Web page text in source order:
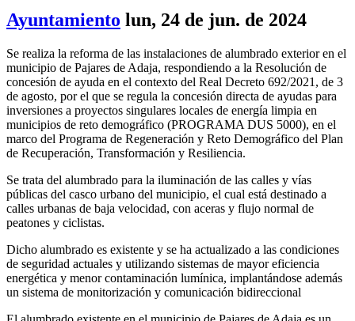
Ayuntamiento lun, 24 de jun. de 2024
Se realiza la reforma de las instalaciones de alumbrado exterior en el
municipio de Pajares de Adaja, respondiendo a la Resolución de
concesión de ayuda en el contexto del Real Decreto 692/2021, de 3
de agosto, por el que se regula la concesión directa de ayudas para
inversiones a proyectos singulares locales de energía limpia en
municipios de reto demográfico (PROGRAMA DUS 5000), en el
marco del Programa de Regeneración y Reto Demográfico del Plan
de Recuperación, Transformación y Resiliencia.
Se trata del alumbrado para la iluminación de las calles y vías
públicas del casco urbano del municipio, el cual está destinado a
calles urbanas de baja velocidad, con aceras y flujo normal de
peatones y ciclistas.
Dicho alumbrado es existente y se ha actualizado a las condiciones
de seguridad actuales y utilizando sistemas de mayor eficiencia
energética y menor contaminación lumínica, implantándose además
un sistema de monitorización y comunicación bidireccional